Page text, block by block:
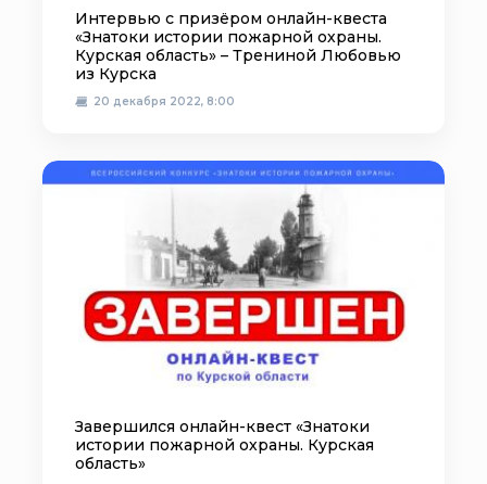
Интервью с призёром онлайн-квеста
«Знатоки истории пожарной охраны.
Курская область» – Трениной Любовью
из Курска
20 декабря 2022, 8:00
Завершился онлайн-квест «Знатоки
истории пожарной охраны. Курская
область»